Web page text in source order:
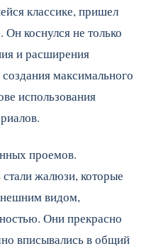
классике, пришел
Он коснулся не только
и расширения
максимального
использования
проемов.
жалюзи, которые
видом,
Они прекрасно
вписывались в общий